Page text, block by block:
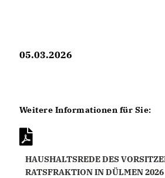
05.03.2026
Weitere Informationen für Sie:
HAUSHALTSREDE DES
RATSFRAKTION IN DÜLMEN 2026